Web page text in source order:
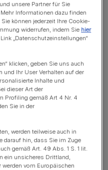
aus?
ihnen Futter
lieben Hunde
treu?
unsere Partner für Sie
Informationen dazu finden
können jederzeit Ihre Cookie-
widerrufen, indem Sie hier
„Datenschutzeinstellungen“
klicken, geben Sie uns auch
und Ihr User Verhalten auf der
Inhalte und
dieser Art der
Profiling gemäß Art 4 Nr. 4
Sie in der
werden teilweise auch in
darauf hin, dass Sie im Zuge
gemäß Art. 49 Abs. 1 S. 1 lit.
ein unsicheres Drittland,
vom Europäischen